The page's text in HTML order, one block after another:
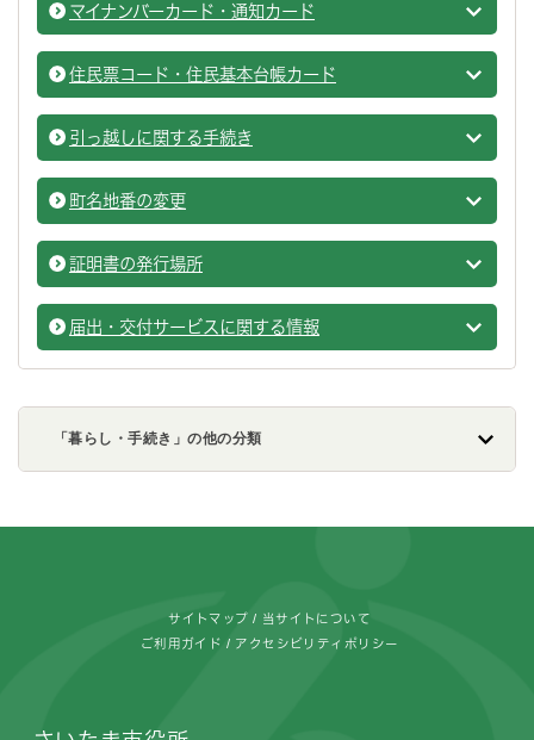
マイナンバーカード・通知カード
戸籍・
住民票コード・住民基本台帳カード
戸籍・
引っ越しに関する手続き
戸籍・
町名地番の変更
戸籍・
証明書の発行場所
証明書
届出・交付サービスに関する情報
戸籍・
「暮らし・手続き」の他の分類
サイトマップ 当サイトについて
ご利用ガイド アクセシビリティポリシー